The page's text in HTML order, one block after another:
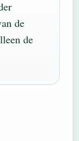
de
de